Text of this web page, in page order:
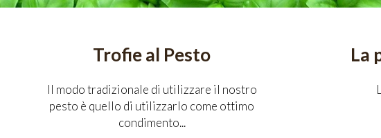
Trofie al Pesto
Il modo tradizionale di utilizzare il nostro
pesto è quello di utilizzarlo come ottimo
condimento...
La